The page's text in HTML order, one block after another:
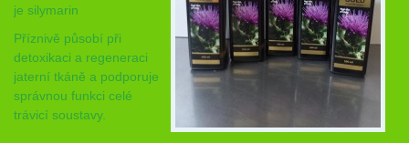
je silymarin
Příznivě působí při
detoxikaci a regeneraci
jaterní tkáně a podporuje
správnou funkci celé
trávicí soustavy.